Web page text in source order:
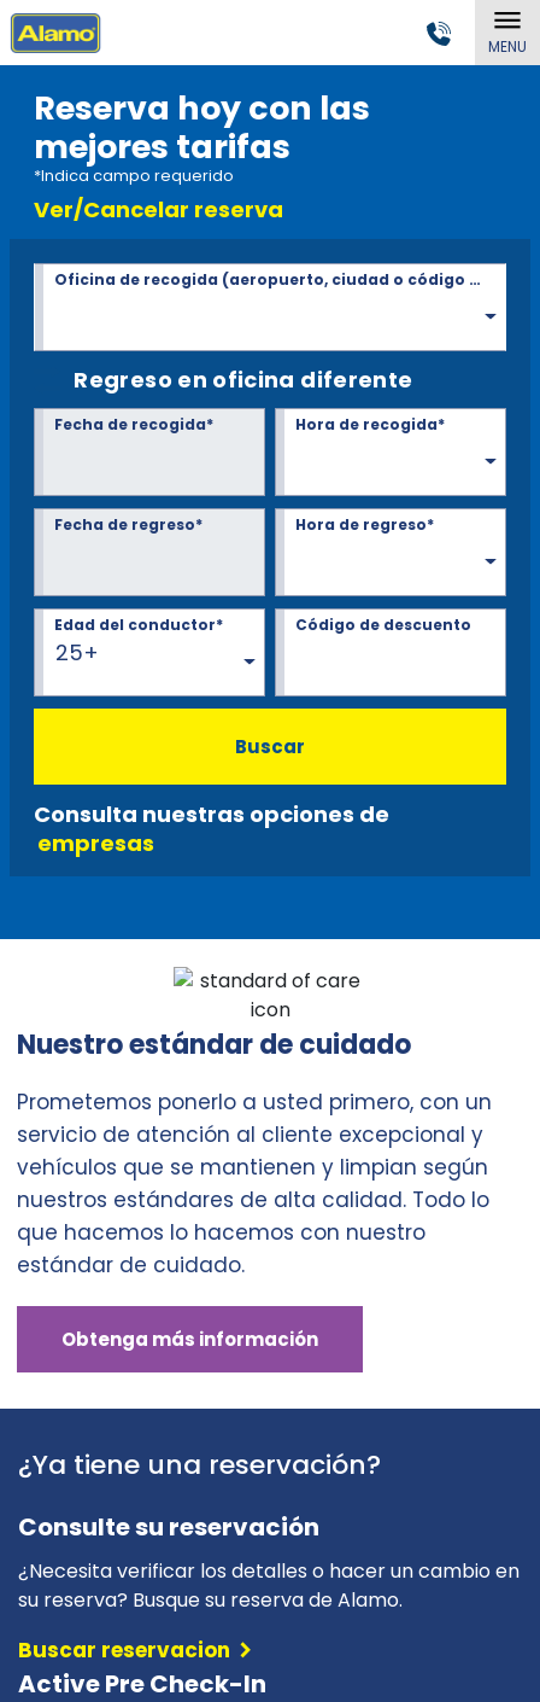
MENU
Reserva hoy con las
mejores tarifas
*Indica campo requerido
Ver/Cancelar reserva
Oficina de recogida (aeropuerto, ciudad o código Postal)*
Regreso en oficina diferente
Fecha de recogida* Hora de recogida*
Fecha de regreso* Hora de regreso*
25+
Edad del conductor* Código de descuento
Buscar
Consulta nuestras opciones de
empresas
Nuestro estándar de cuidado
Prometemos ponerlo a usted primero, con un
servicio de atención al cliente excepcional y
vehículos que se mantienen y limpian según
nuestros estándares de alta calidad. Todo lo
que hacemos lo hacemos con nuestro
estándar de cuidado.
Obtenga más información
¿Ya tiene una reservación?
Consulte su reservación
¿Necesita verificar los detalles o hacer un cambio en
su reserva? Busque su reserva de Alamo.
Buscar reservacion chevron_right
Active Pre Check-In